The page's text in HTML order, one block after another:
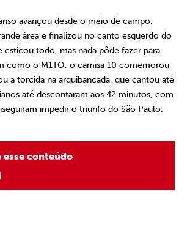
avançou desde o meio de campo,
área e finalizou no canto esquerdo do
esticou todo, mas nada pôde fazer para
como o M1TO, o camisa 10 comemorou
a torcida na arquibancada, que cantou até
até descontaram aos 42 minutos, com
impedir o triunfo do São Paulo.
conteúdo